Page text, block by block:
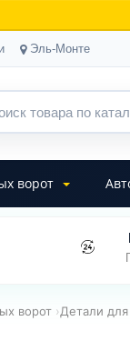
Эль-Монте
ворот
ворот ›Детали для